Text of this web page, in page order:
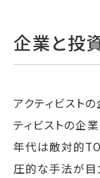
企業と投
アクティビスト
ティビストの企
年代は敵対的
圧的な手法が目